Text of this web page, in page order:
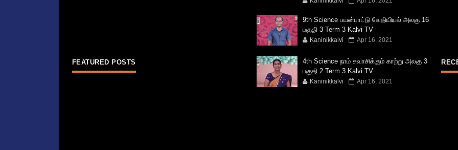
FEATURED POSTS
9th Science பயன்பாட்டு வேதியியல் அலகு 16
பகுதி 3 Term 3 Kalvi TV
Kaninikkalvi Apr 16, 2021
4th Science நாம் சுவாசிக்கும் காற்று அலகு 3
பகுதி 2 Term 3 Kalvi TV
Kaninikkalvi Apr 16, 2021